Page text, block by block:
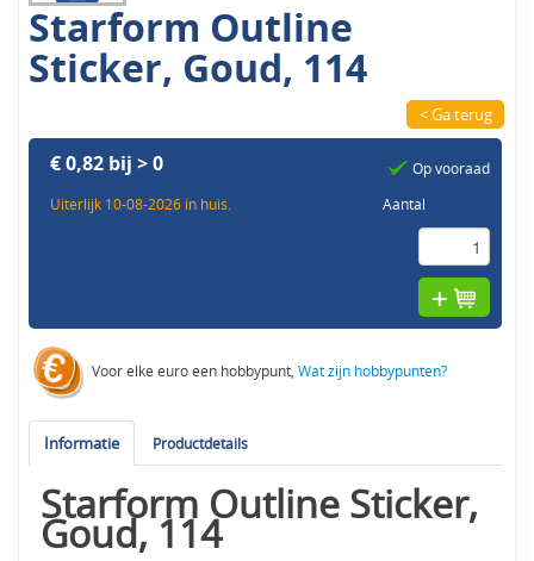
Starform Outline
Sticker, Goud, 114
< Ga terug
€ 0,82 bij > 0
Uiterlijk 10-08-2026 in huis.
Op vooraad
Aantal
Voor elke euro een hobbypunt,Wat zijn hobbypunten?
Informatie Productdetails
Starform Outline Sticker,
Goud, 114